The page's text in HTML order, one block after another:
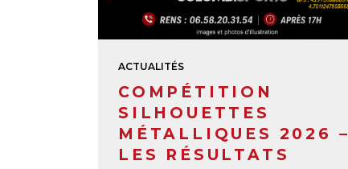
ACTUALITÉS
COMPÉTITION
SILHOUETTES
MÉTALLIQUES 2026 –
LES RÉSULTATS